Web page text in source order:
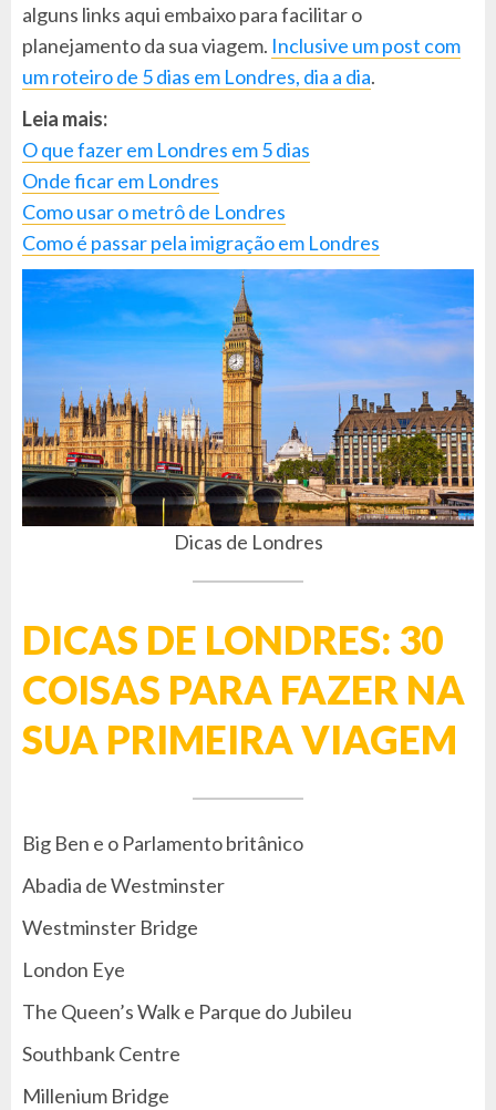
alguns links aqui embaixo para facilitar o
planejamento da sua viagem. Inclusive um post com
um roteiro de 5 dias em Londres, dia a dia.
Leia mais:
O que fazer em Londres em 5 dias
Onde ficar em Londres
Como usar o metrô de Londres
Como é passar pela imigração em Londres
Dicas de Londres
DICAS DE LONDRES: 30
COISAS PARA FAZER NA
SUA PRIMEIRA VIAGEM
Big Ben e o Parlamento britânico
Abadia de Westminster
Westminster Bridge
London Eye
The Queen’s Walk e Parque do Jubileu
Southbank Centre
Millenium Bridge